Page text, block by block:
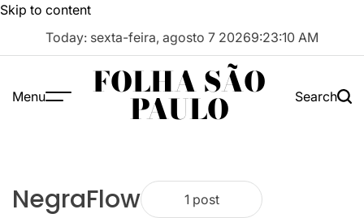
Skip to content
Today: sexta-feira, agosto 7 20269:23:10 AM
Menu FOLHA SÃO
PAULO Search
NegraFlow 1 post